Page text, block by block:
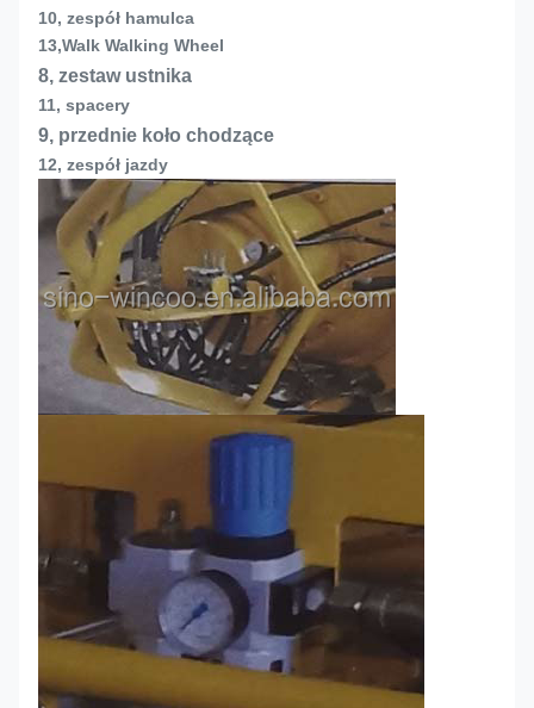
10, zespół hamulca
13,Walk Walking Wheel
8, zestaw ustnika
11, spacery
9, przednie koło chodzące
12, zespół jazdy